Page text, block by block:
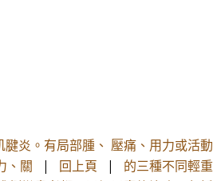
炎。有局部腫、 壓痛、用力或活動
、關 | 回上頁 | 的三種不同輕重